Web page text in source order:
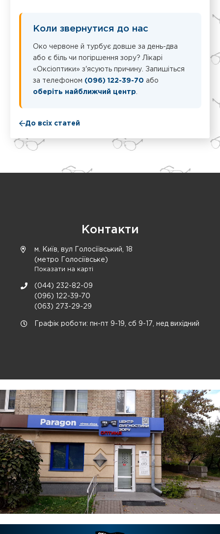
Коли звернутися до нас
Око червоне й турбує довше за день-два
або є біль чи погіршення зору? Лікарі
«Оксіоптики» з'ясують причину. Запишіться
за телефоном (096) 122-39-70 або
оберіть найближчий центр
До всіх статей
Контакти
м. Київ, вул Голосіївський, 18
(метро Голосіївське)
Показати на карті
(044) 232-82-09
(096) 122-39-70
(063) 273-29-29
Графік роботи: пн-пт 9-19, сб 9-17, нед вихідний